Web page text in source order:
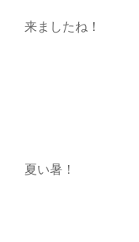
来ましたね！
夏い暑！